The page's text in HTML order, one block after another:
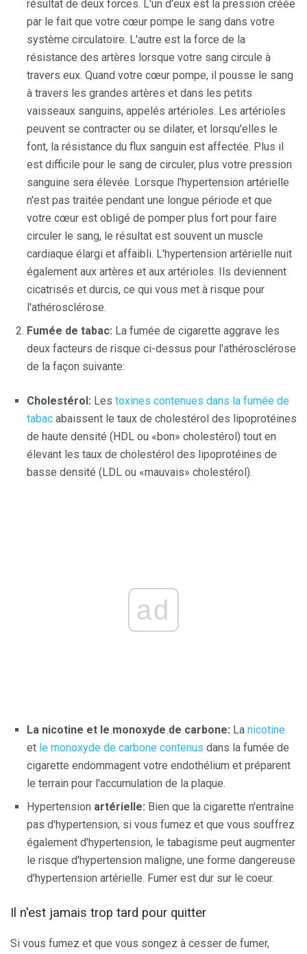
résultat de deux forces. L'un d'eux est la pression créée
par le fait que votre cœur pompe le sang dans votre
système circulatoire. L'autre est la force de la
résistance des artères lorsque votre sang circule à
travers eux. Quand votre cœur pompe, il pousse le sang
à travers les grandes artères et dans les petits
vaisseaux sanguins, appelés artérioles. Les artérioles
peuvent se contracter ou se dilater, et lorsqu'elles le
font, la résistance du flux sanguin est affectée. Plus il
est difficile pour le sang de circuler, plus votre pression
sanguine sera élevée. Lorsque l'hypertension artérielle
n'est pas traitée pendant une longue période et que
votre cœur est obligé de pomper plus fort pour faire
circuler le sang, le résultat est souvent un muscle
cardiaque élargi et affaibli. L'hypertension artérielle nuit
également aux artères et aux artérioles. Ils deviennent
cicatrisés et durcis, ce qui vous met à risque pour
l'athérosclérose.
Fumée de tabac: La fumée de cigarette aggrave les
deux facteurs de risque ci-dessus pour l'athérosclérose
de la façon suivante:
Cholestérol: Les toxines contenues dans la fumée de
tabac abaissent le taux de cholestérol des lipoprotéines
de haute densité (HDL ou «bon» cholestérol) tout en
élevant les taux de cholestérol des lipoprotéines de
basse densité (LDL ou «mauvais» cholestérol).
ad
La nicotine et le monoxyde de carbone: La nicotine
et le monoxyde de carbone contenus dans la fumée de
cigarette endommagent votre endothélium et préparent
le terrain pour l'accumulation de la plaque.
Hypertension artérielle: Bien que la cigarette n'entraîne
pas d'hypertension, si vous fumez et que vous souffrez
également d'hypertension, le tabagisme peut augmenter
le risque d'hypertension maligne, une forme dangereuse
d'hypertension artérielle. Fumer est dur sur le coeur.
Il n'est jamais trop tard pour quitter
Si vous fumez et que vous songez à cesser de fumer,